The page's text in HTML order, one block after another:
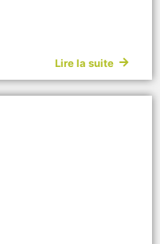
Lire la suite